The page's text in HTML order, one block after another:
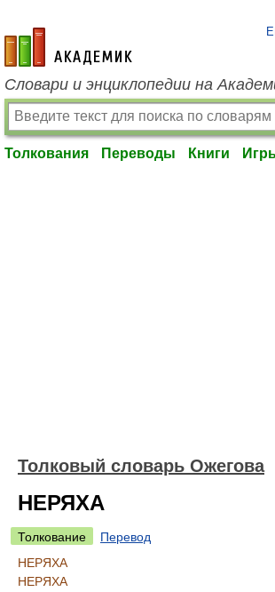
academic.ru
Словари и энциклопедии на
Толкования Переводы Книги
Толковый словарь Ожегова
НЕРЯХА
Толкование
Перевод
НЕРЯХА
НЕРЯХА